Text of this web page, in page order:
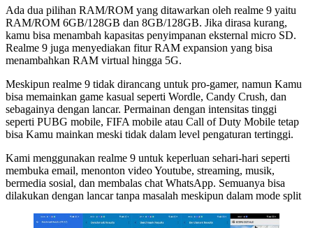
Ada dua pilihan RAM/ROM yang ditawarkan oleh realme 9 yaitu
RAM/ROM 6GB/128GB dan 8GB/128GB. Jika dirasa kurang,
kamu bisa menambah kapasitas penyimpanan eksternal micro SD.
Realme 9 juga menyediakan fitur RAM expansion yang bisa
menambahkan RAM virtual hingga 5G.
Meskipun realme 9 tidak dirancang untuk pro-gamer, namun Kamu
bisa memainkan game kasual seperti Wordle, Candy Crush, dan
sebagainya dengan lancar. Permainan dengan intensitas tinggi
seperti PUBG mobile, FIFA mobile atau Call of Duty Mobile tetap
bisa Kamu mainkan meski tidak dalam level pengaturan tertinggi.
Kami menggunakan realme 9 untuk keperluan sehari-hari seperti
membuka email, menonton video Youtube, streaming, musik,
bermedia sosial, dan membalas chat WhatsApp. Semuanya bisa
dilakukan dengan lancar tanpa masalah meskipun dalam mode split